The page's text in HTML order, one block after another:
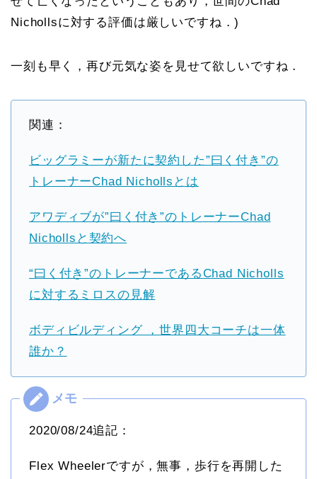
Nichollsに対する評価は厳しいですね．)
一刻も早く，再び元気な姿を見せて欲しいですね．
関連：
ビッグラミーが新たに契約した”曰く付き”の
トレーナーChad Nichollsとは
アワディブが”曰く付き”のトレーナーChad
Nichollsと契約へ
“曰く付き”のトレーナーであるChad Nicholls
に対するミロスの見解
ボディビルディング ，世界四大コーチは一体
誰か？
2020/08/24追記：
Flex Wheelerですが，無事，歩行を再開した